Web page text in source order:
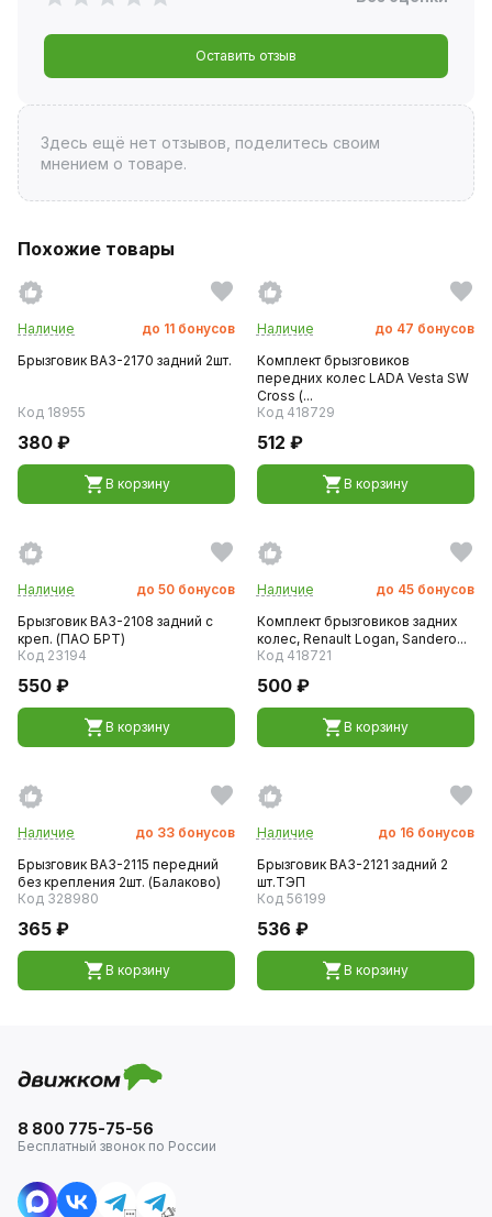
Оставить отзыв
Здесь ещё нет отзывов, поделитесь своим
мнением о товаре.
Похожие товары
Наличие до 11 бонусов
Брызговик ВАЗ-2170 задний 2шт.
Код 18955
380 ₽
В корзину
Наличие до 47 бонусов
Комплект брызговиков
передних колес LADA Vesta SW
Cross (...
Код 418729
512 ₽
В корзину
Наличие до 50 бонусов
Брызговик ВАЗ-2108 задний с
креп. (ПАО БРТ)
Код 23194
550 ₽
В корзину
Наличие до 45 бонусов
Комплект брызговиков задних
колес, Renault Logan, Sandero...
Код 418721
500 ₽
В корзину
Наличие до 33 бонусов
Брызговик ВАЗ-2115 передний
без крепления 2шт. (Балаково)
Код 328980
365 ₽
В корзину
Наличие до 16 бонусов
Брызговик ВАЗ-2121 задний 2
шт.ТЭП
Код 56199
536 ₽
В корзину
8 800 775-75-56
Бесплатный звонок по России